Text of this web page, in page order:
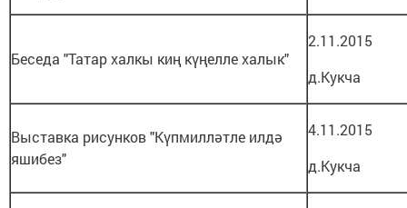
Беседа "Татар халкы киң күңелле халык"
2.11.2015
д.Кукча
Выставка рисунков "Күпмилләтле илдә
яшибез"
4.11.2015
д.Кукча